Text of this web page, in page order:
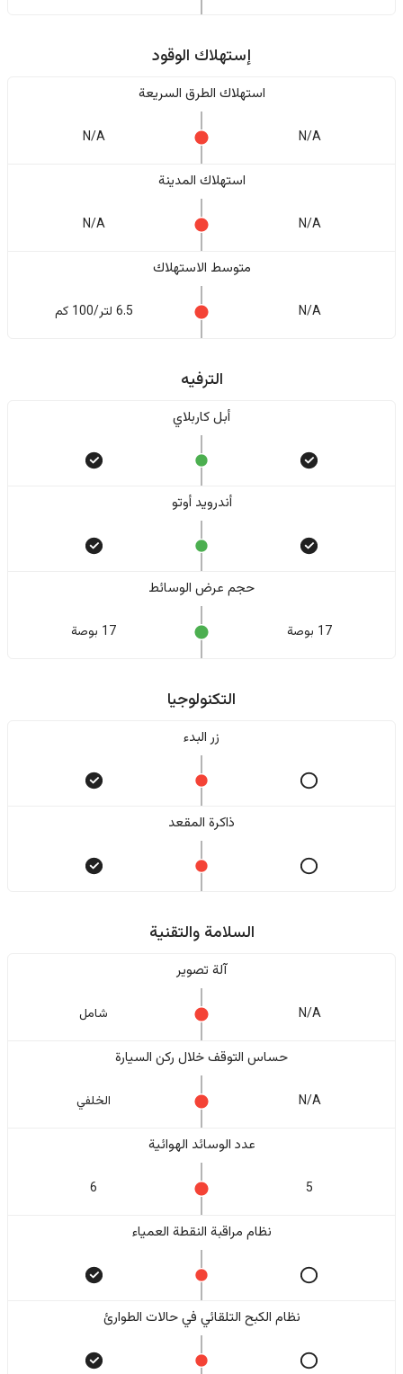
إستهلاك الوقود
استهلاك الطرق السريعة
N/A
N/A
استهلاك المدينة
N/A
N/A
متوسط الاستهلاك
N/A 6.5 لتر/100 كم
الترفيه
أبل كاربلاي
أندرويد أوتو
حجم عرض الوسائط
17 بوصة 17 بوصة
التكنولوجيا
زر البدء
ذاكرة المقعد
السلامة والتقنية
آلة تصوير
N/A شامل
حساس التوقف خلال ركن السيارة
N/A الخلفي
عدد الوسائد الهوائية
5
6
نظام مراقبة النقطة العمياء
نظام الكبح التلقائي في حالات الطوارئ